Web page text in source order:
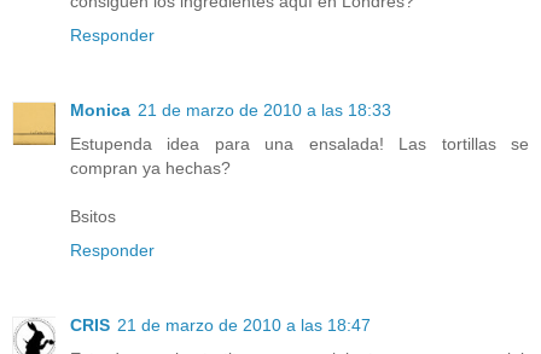
Responder
Monica 21 de marzo de 2010 a las 18:33
Estupenda idea para una ensalada! Las tortillas se
compran ya hechas?
Bsitos
Responder
CRIS 21 de marzo de 2010 a las 18:47